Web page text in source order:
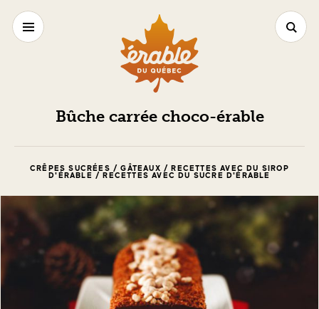
Bûche carrée choco-érable
CRÊPES SUCRÉES / GÂTEAUX / RECETTES AVEC DU SIROP
D'ÉRABLE / RECETTES AVEC DU SUCRE D'ÉRABLE